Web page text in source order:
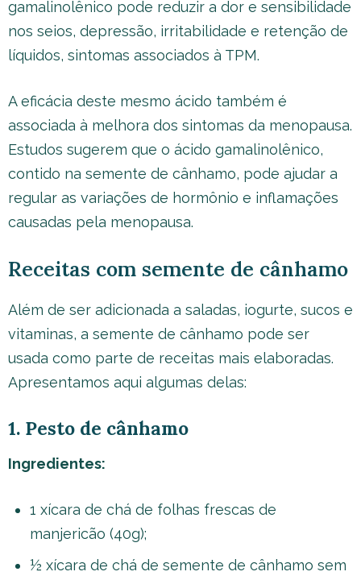
gamalinolênico pode reduzir a dor e sensibilidade
nos seios, depressão, irritabilidade e retenção de
líquidos, sintomas associados à TPM.
A eficácia deste mesmo ácido também é
associada à melhora dos sintomas da menopausa.
Estudos sugerem que o ácido gamalinolênico,
contido na semente de cânhamo, pode ajudar a
regular as variações de hormônio e inflamações
causadas pela menopausa.
Receitas com semente de cânhamo
Além de ser adicionada a saladas, iogurte, sucos e
vitaminas, a semente de cânhamo pode ser
usada como parte de receitas mais elaboradas.
Apresentamos aqui algumas delas:
1. Pesto de cânhamo
Ingredientes:
1 xícara de chá de folhas frescas de
manjericão (40g);
½ xícara de chá de semente de cânhamo sem